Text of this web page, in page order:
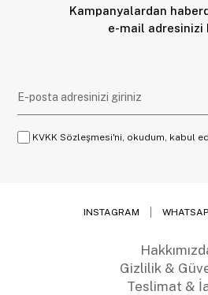
Kampanyalardan
e-mail adresinizi
KVKK Sözleşmesi'ni, okudum, kabul
INSTAGRAM
Gizlilik &
Teslimat &